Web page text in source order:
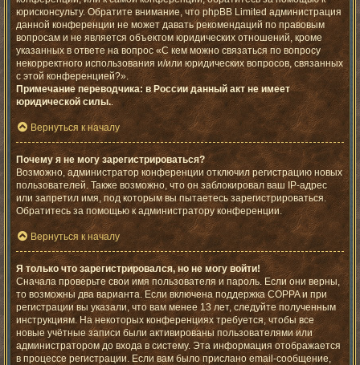
юрисконсульту. Обратите внимание, что phpBB Limited администрация
данной конференции не может давать рекомендаций по правовым
вопросам и не является объектом юридических отношений, кроме
указанных в ответе на вопрос «С кем можно связаться по вопросу
некорректного использования и/или юридических вопросов, связанных
с этой конференцией?».
Примечание переводчика: в России данный акт не имеет
юридической силы..
Вернуться к началу
Почему я не могу зарегистрироваться?
Возможно, администратор конференции отключил регистрацию новых
пользователей. Также возможно, что он заблокировал ваш IP-адрес
или запретил имя, под которым вы пытаетесь зарегистрироваться.
Обратитесь за помощью к администратору конференции.
Вернуться к началу
Я только что зарегистрировался, но не могу войти!
Сначала проверьте свои имя пользователя и пароль. Если они верны,
то возможны два варианта. Если включена поддержка COPPA и при
регистрации вы указали, что вам менее 13 лет, следуйте полученным
инструкциям. На некоторых конференциях требуется, чтобы все
новые учётные записи были активированы пользователями или
администратором до входа в систему. Эта информация отображается
в процессе регистрации. Если вам было прислано email-сообщение,